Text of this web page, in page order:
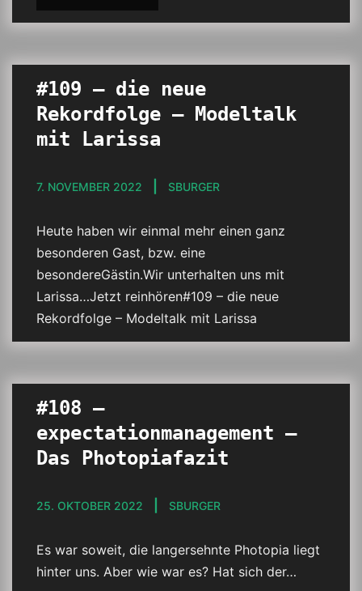
#109 – die neue
Rekordfolge – Modeltalk
mit Larissa
7. NOVEMBER 2022 SBURGER
Heute haben wir einmal mehr einen ganz
besonderen Gast, bzw. eine
besondereGästin.Wir unterhalten uns mit
Larissa…Jetzt reinhören#109 – die neue
Rekordfolge – Modeltalk mit Larissa
#108 –
expectationmanagement –
Das Photopiafazit
25. OKTOBER 2022 SBURGER
Es war soweit, die langersehnte Photopia liegt
hinter uns. Aber wie war es? Hat sich der…